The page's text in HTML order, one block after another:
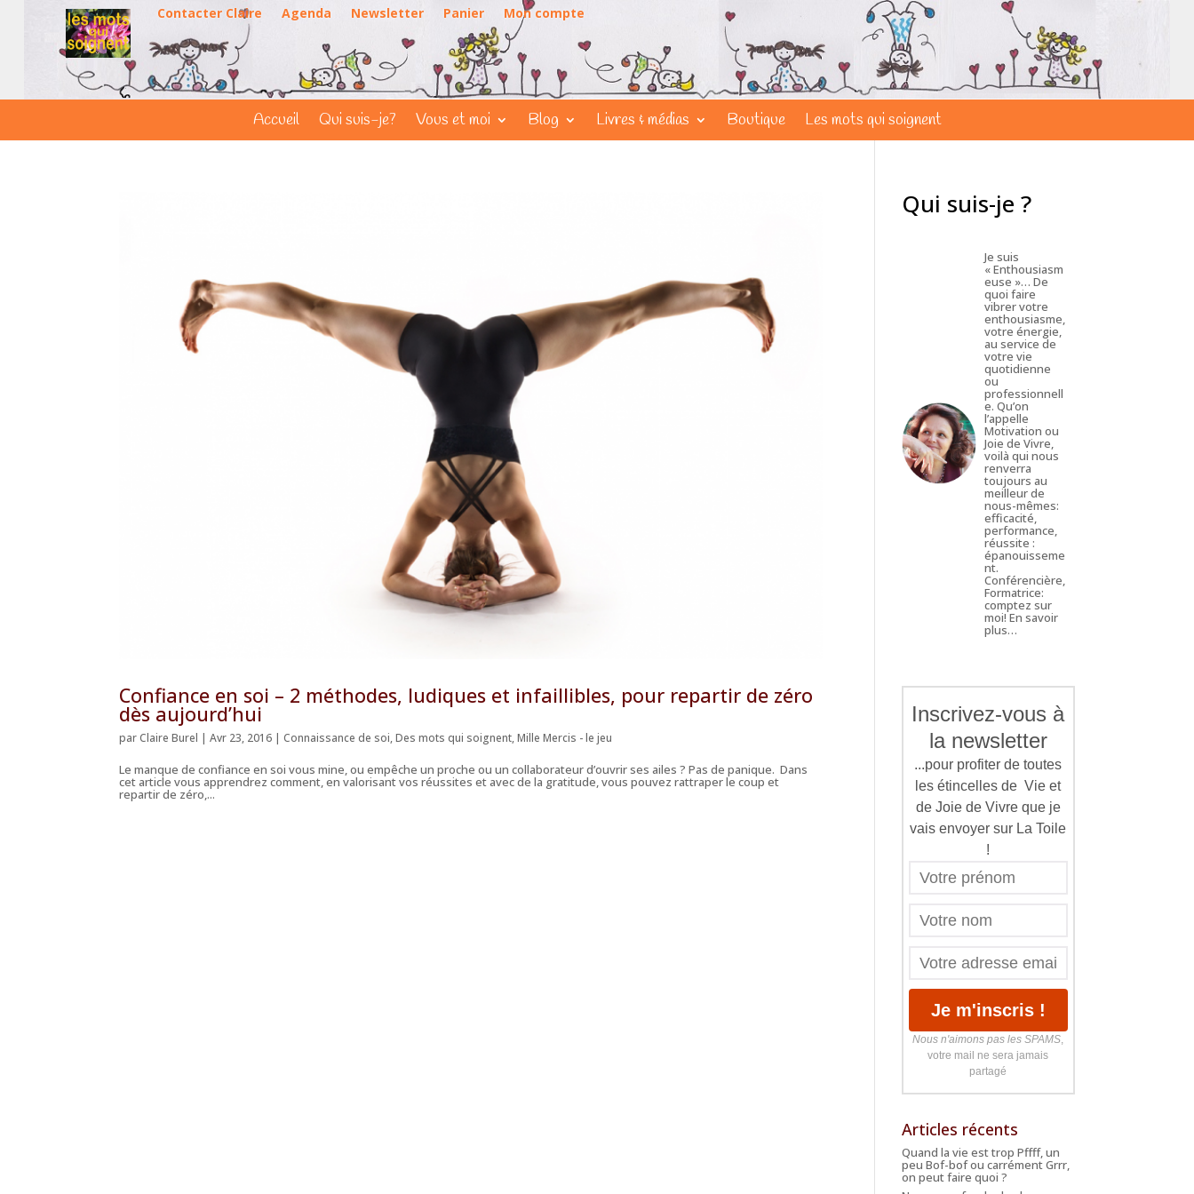
Contacter Claire Agenda Newsletter Panier Mon compte
Accueil Qui suis-je? Vous et moi Blog Livres & médias Boutique Les mots qui soignent
Confiance en soi – 2 méthodes, ludiques et infaillibles, pour repartir de zéro
dès aujourd’hui
parClaire Burel |Avr 23, 2016 |Connaissance de soi,Des mots qui soignent,Mille Mercis - le jeu
Le manque de confiance en soi vous mine, ou empêche un proche ou un collaborateur d’ouvrir ses ailes ? Pas de panique. Dans
cet article vous apprendrez comment, en valorisant vos réussites et avec de la gratitude, vous pouvez rattraper le coup et
repartir de zéro,...
Qui suis-je ?
Je suis
« Enthousiasm
euse »… De
quoi faire
vibrer votre
enthousiasme,
votre énergie,
au service de
votre vie
quotidienne
ou
professionnell
e. Qu’on
l’appelle
Motivation ou
Joie de Vivre,
voilà qui nous
renverra
toujours au
meilleur de
nous-mêmes:
efficacité,
performance,
réussite :
épanouisseme
nt.
Conférencière,
Formatrice:
comptez sur
moi!En savoir
plus…
Inscrivez-vous à
la newsletter
...pour profiter de toutes
les étincelles de Vie et
de Joie de Vivre que je
vais envoyer sur La Toile
!
Nous n'aimons pas les SPAMS,
votre mail ne sera jamais
partagé
Articles récents
Quand la vie est trop Pffff, un
peu Bof-bof ou carrément Grrr,
on peut faire quoi ?